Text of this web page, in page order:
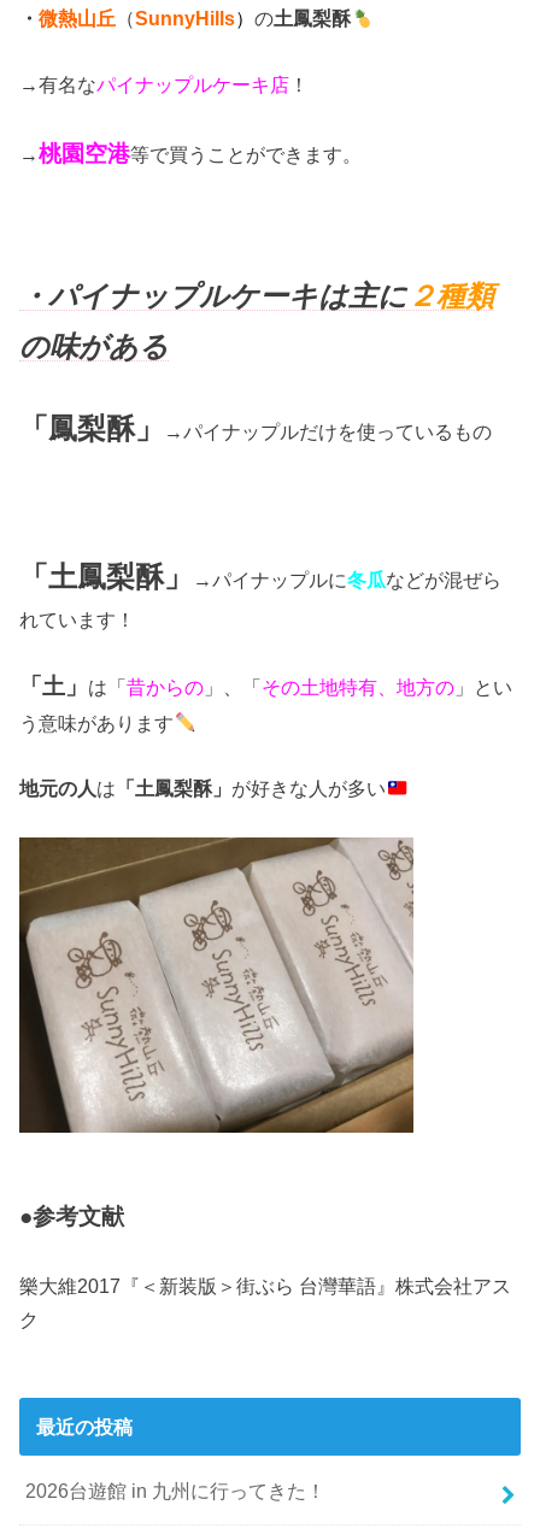
・微熱山丘 （SunnyHills）の土鳳梨酥
→有名なパイナップルケーキ店 ！
→桃園空港等で買うことができます。
・パイナップルケーキは主に２種類
の味がある
「鳳梨酥」 →パイナップルだけを使っているもの
「土鳳梨酥」 →パイナップルに冬瓜などが混ぜら
れています！
「土」 は「昔からの 」、「その土地特有、地方の 」とい
う意味があります
地元の人は 「土鳳梨酥」 が好きな人が多い
●参考文献
樂大維2017『＜新装版＞街ぶら 台灣華語』株式会社アス
ク
最近の投稿
2026台遊館 in 九州に行ってきた！